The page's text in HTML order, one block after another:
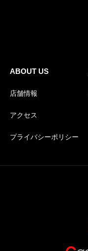
ABOUT US
店舗情報
アクセス
プライバシーポリシー